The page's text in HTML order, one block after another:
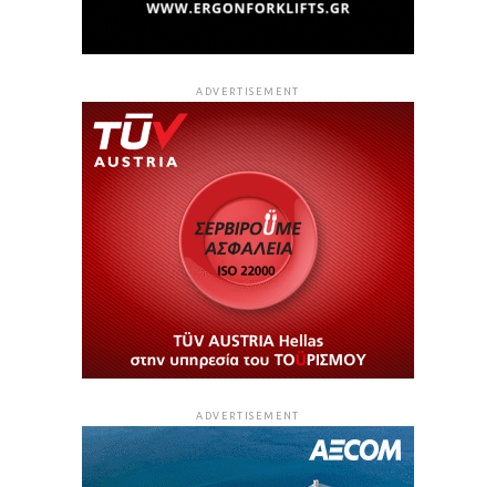
ADVERTISEMENT
ADVERTISEMENT